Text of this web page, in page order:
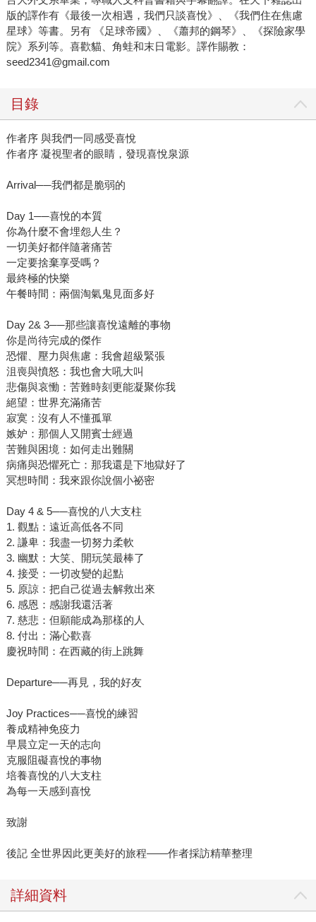
版的譯作有《最後一次相遇，我們只談喜悅》、《我們住在焦慮
星球》等書。另有 《足球帝國》、《蕭邦的鋼琴》、《探險家學
院》系列等。喜歡貓、角蛙和末日電影。譯作賜教：
seed2341@gmail.com
目錄
作者序 與我們一同感受喜悅
作者序 凝視聖者的眼睛，發現喜悅泉源
Arrival──我們都是脆弱的
Day 1──喜悅的本質
你為什麼不會埋怨人生？
一切美好都伴隨著痛苦
一定要捨棄享受嗎？
最終極的快樂
午餐時間：兩個淘氣鬼見面多好
Day 2& 3──那些讓喜悅遠離的事物
你是尚待完成的傑作
恐懼、壓力與焦慮：我會超級緊張
沮喪與憤怒：我也會大吼大叫
悲傷與哀慟：苦難時刻更能凝聚你我
絕望：世界充滿痛苦
寂寞：沒有人不懂孤單
嫉妒：那個人又開賓士經過
苦難與困境：如何走出難關
病痛與恐懼死亡：那我還是下地獄好了
冥想時間：我來跟你說個小祕密
Day 4 & 5──喜悅的八大支柱
1. 觀點：遠近高低各不同
2. 謙卑：我盡一切努力柔軟
3. 幽默：大笑、開玩笑最棒了
4. 接受：一切改變的起點
5. 原諒：把自己從過去解救出來
6. 感恩：感謝我還活著
7. 慈悲：但願能成為那樣的人
8. 付出：滿心歡喜
慶祝時間：在西藏的街上跳舞
Departure──再見，我的好友
Joy Practices──喜悅的練習
養成精神免疫力
早晨立定一天的志向
克服阻礙喜悅的事物
培養喜悅的八大支柱
為每一天感到喜悅
致謝
後記 全世界因此更美好的旅程——作者採訪精華整理
詳細資料